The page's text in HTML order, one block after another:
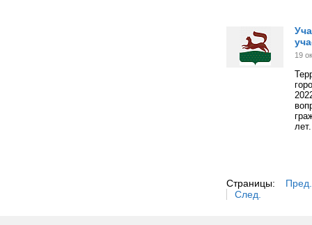
19
лет.
Страницы:
Пред.
След.